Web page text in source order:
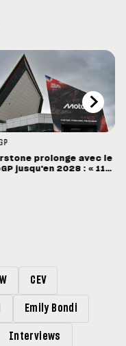
prolonge avec le
jusqu'en 2028 : « 11
CEV
Emily Bondi
Interviews